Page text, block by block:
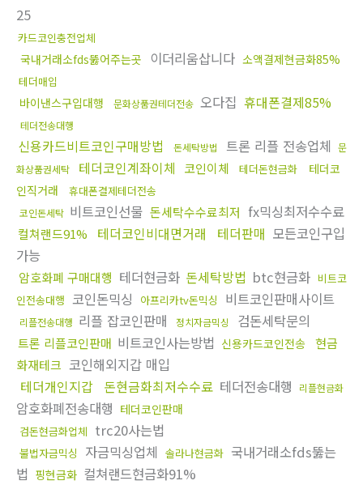
25
카드코인충전업체
국내거래소fds뚫어주는곳 이더리움삽니다 소액결제현금화85%
테더매입
바이낸스구입대행 문화상품권테더전송 오다집 휴대폰결제85%
테더전송대행
신용카드비트코인구매방법 돈세탁방법 트론 리플 전송업체 문
화상품권세탁
테더코인계좌이체 코인이체 테더돈현금화
테더코
인직거래
휴대폰결제테더전송
코인돈세탁 비트코인선물 돈세탁수수료최저 fx믹싱최저수수료
컬쳐랜드91% 테더코인비대면거래 테더판매 모든코인구입
가능
암호화폐 구매대행 테더현금화 돈세탁방법 btc현금화 비트코
인전송대행 코인돈믹싱 아프리카tv돈믹싱 비트코인판매사이트
리플전송대행 리플 잡코인판매 정치자금믹싱 검돈세탁문의
트론 리플코인판매 비트코인사는방법 신용카드코인전송 현금
화재테크 코인해외지갑 매입
테더개인지갑 돈현금화최저수수료 테더전송대행 리플현금화
암호화폐전송대행 테더코인판매
검돈현금화업체 trc20사는법
불법자금믹싱 자금믹싱업체 솔라나현금화 국내거래소fds뚫는
법 핑현금화 컬쳐랜드현금화91%